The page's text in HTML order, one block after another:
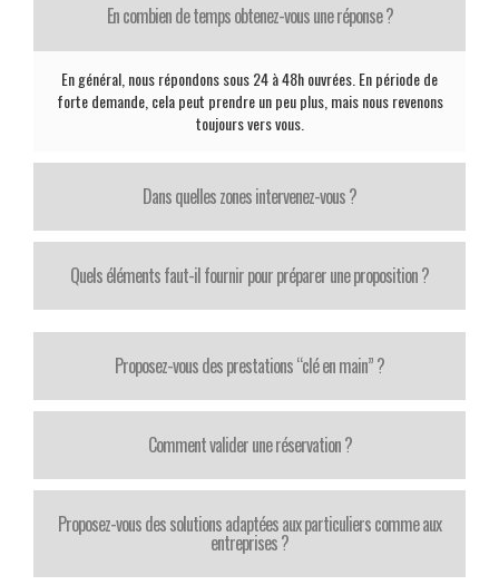
En combien de temps obtenez-vous une réponse ?
En général, nous répondons sous 24 à 48h ouvrées. En période de
forte demande, cela peut prendre un peu plus, mais nous revenons
toujours vers vous.
Dans quelles zones intervenez-vous ?
Quels éléments faut-il fournir pour préparer une proposition ?
Proposez-vous des prestations “clé en main” ?
Comment valider une réservation ?
Proposez-vous des solutions adaptées aux particuliers comme aux
entreprises ?